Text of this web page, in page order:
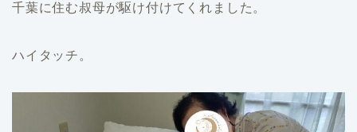
千葉に住む叔母が駆け付けてくれました。
ハイタッチ。